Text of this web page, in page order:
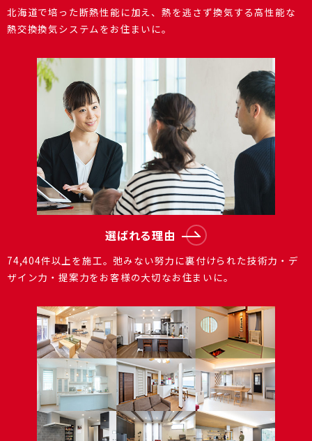
北海道で培った断熱性能に加え、熱を逃さず換気する⾼性能な
熱交換換気システムをお住まいに。
選ばれる理由
74,404件以上を施⼯。弛みない努⼒に裏付けられた技術⼒・デ
ザイン⼒・提案⼒をお客様の⼤切なお住まいに。